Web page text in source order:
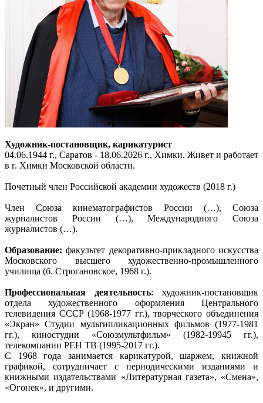
Художник-постановщик, карикатурист
04.06.1944 г., Саратов - 18.06.2026 г., Химки. Живет и работает
в г. Химки Московской области.
Почетный член Российской академии художеств (2018 г.)
Член Союза кинематографистов России (…), Союза
журналистов России (…), Международного Союза
журналистов (…).
Образование: факультет декоративно-прикладного искусства
Московского высшего художественно-промышленного
училища (б. Строгановское, 1968 г.).
Профессиональная деятельность: художник-постановщик
отдела художественного оформления Центрального
телевидения СССР (1968-1977 гг.), творческого объединения
«Экран» Студии мультипликационных фильмов (1977-1981
гг.), киностудии «Союзмультфильм» (1982-19945 гг.),
телекомпании РЕН ТВ (1995-2017 гг.).
С 1968 года занимается карикатурой, шаржем, книжной
графикой, сотрудничает с периодическими изданиями и
книжными издательствами «Литературная газета», «Смена»,
«Огонек», и другими.